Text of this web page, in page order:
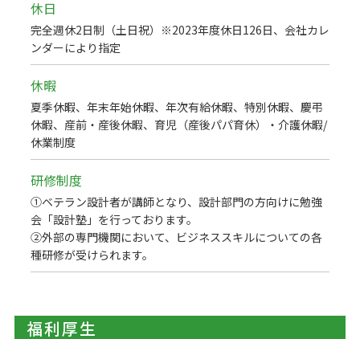
休日
完全週休2日制（土日祝）※2023年度休日126日、会社カレ
ンダーにより指定
休暇
夏季休暇、年末年始休暇、年次有給休暇、特別休暇、慶弔
休暇、産前・産後休暇、育児（産後パパ育休）・介護休暇/
休業制度
研修制度
①ベテラン設計者が講師となり、設計部門の方向けに勉強
会「設計塾」を行っております。
②外部の専門機関において、ビジネススキルについての各
種研修が受けられます。
福利厚生